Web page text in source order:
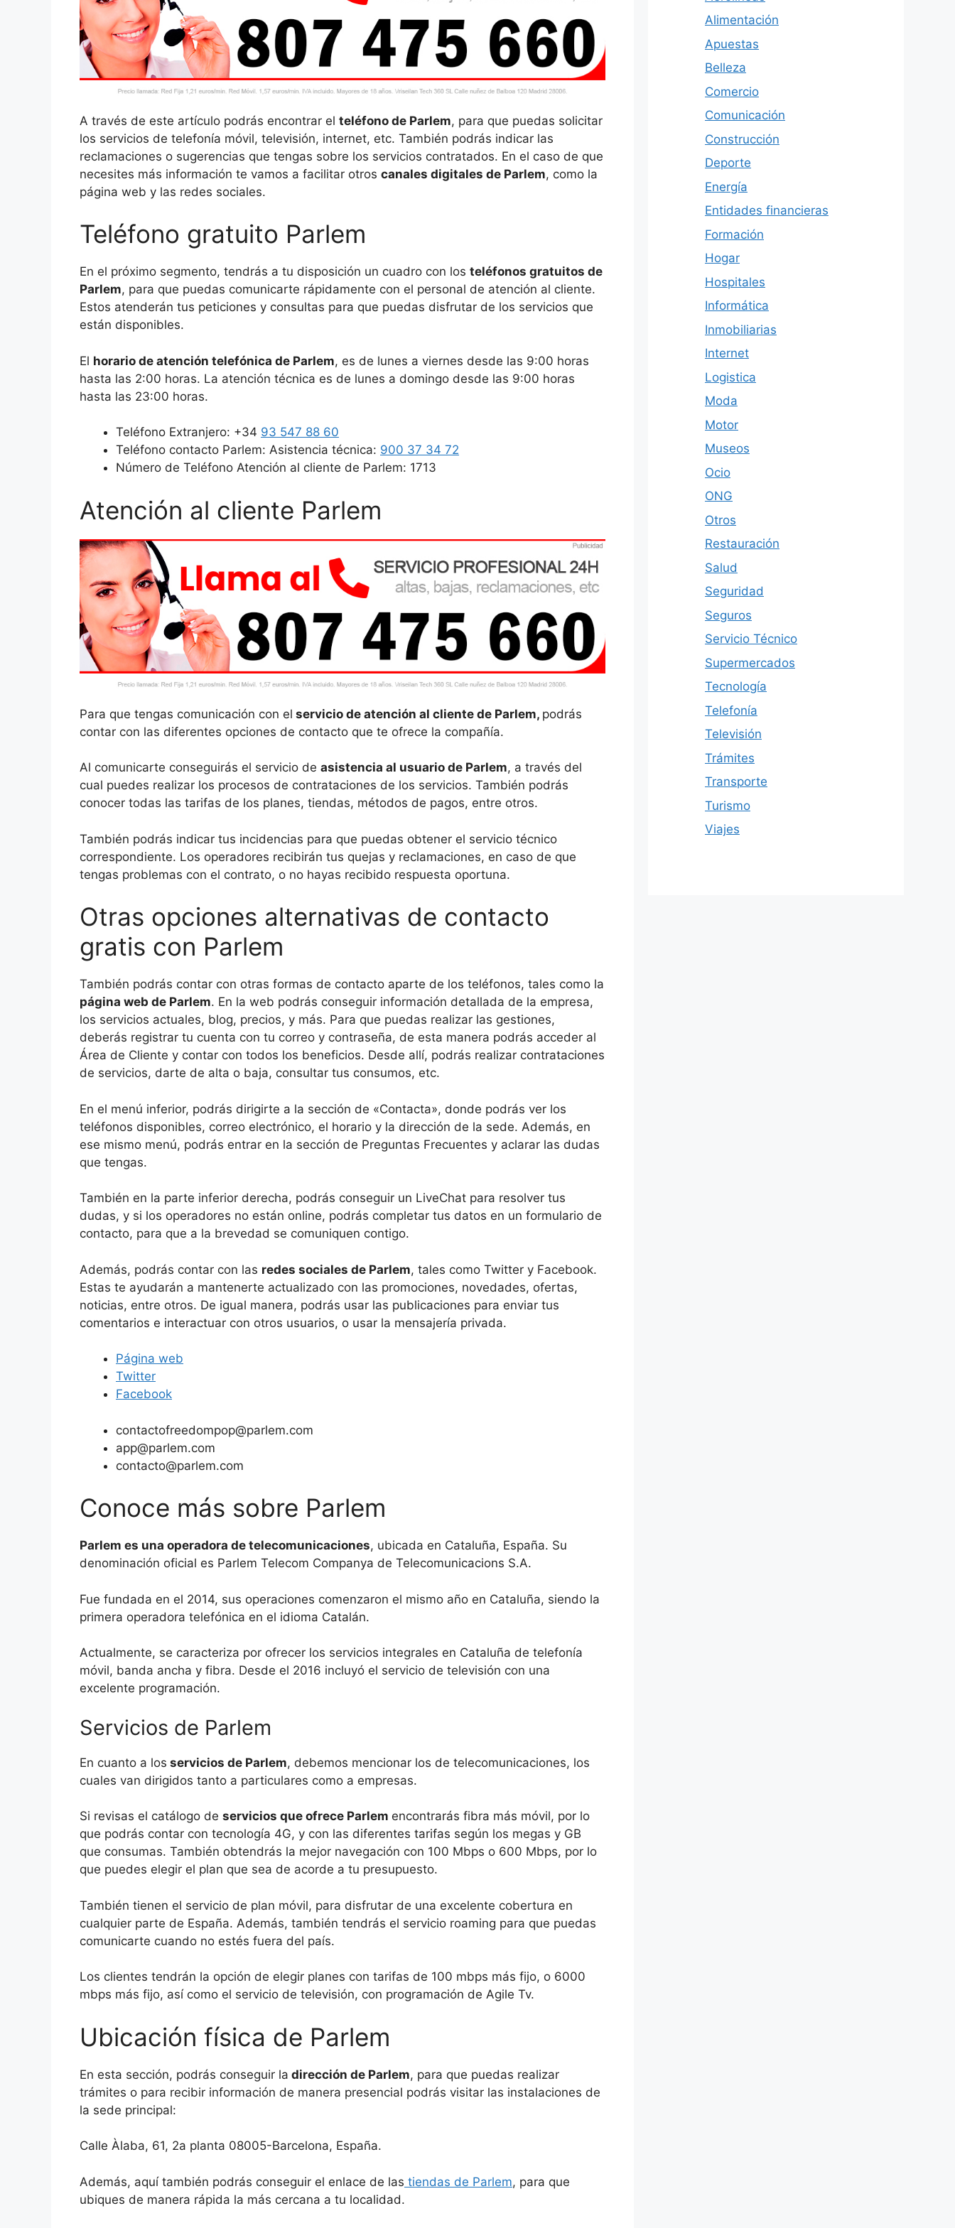
A través de este artículo podrás encontrar el teléfono de Parlem, para que puedas solicitar
los servicios de telefonía móvil, televisión, internet, etc. También podrás indicar las
reclamaciones o sugerencias que tengas sobre los servicios contratados. En el caso de que
necesites más información te vamos a facilitar otros canales digitales de Parlem, como la
página web y las redes sociales.
Teléfono gratuito Parlem
En el próximo segmento, tendrás a tu disposición un cuadro con los teléfonos gratuitos de
Parlem, para que puedas comunicarte rápidamente con el personal de atención al cliente.
Estos atenderán tus peticiones y consultas para que puedas disfrutar de los servicios que
están disponibles.
El horario de atención telefónica de Parlem, es de lunes a viernes desde las 9:00 horas
hasta las 2:00 horas. La atención técnica es de lunes a domingo desde las 9:00 horas
hasta las 23:00 horas.
Teléfono Extranjero: +34 93 547 88 60
Teléfono contacto Parlem: Asistencia técnica: 900 37 34 72
Número de Teléfono Atención al cliente de Parlem: 1713
Atención al cliente Parlem
Para que tengas comunicación con el servicio de atención al cliente de Parlem, podrás
contar con las diferentes opciones de contacto que te ofrece la compañía.
Al comunicarte conseguirás el servicio de asistencia al usuario de Parlem, a través del
cual puedes realizar los procesos de contrataciones de los servicios. También podrás
conocer todas las tarifas de los planes, tiendas, métodos de pagos, entre otros.
También podrás indicar tus incidencias para que puedas obtener el servicio técnico
correspondiente. Los operadores recibirán tus quejas y reclamaciones, en caso de que
tengas problemas con el contrato, o no hayas recibido respuesta oportuna.
Otras opciones alternativas de contacto
gratis con Parlem
También podrás contar con otras formas de contacto aparte de los teléfonos, tales como la
página web de Parlem. En la web podrás conseguir información detallada de la empresa,
los servicios actuales, blog, precios, y más. Para que puedas realizar las gestiones,
deberás registrar tu cuenta con tu correo y contraseña, de esta manera podrás acceder al
Área de Cliente y contar con todos los beneficios. Desde allí, podrás realizar contrataciones
de servicios, darte de alta o baja, consultar tus consumos, etc.
En el menú inferior, podrás dirigirte a la sección de «Contacta», donde podrás ver los
teléfonos disponibles, correo electrónico, el horario y la dirección de la sede. Además, en
ese mismo menú, podrás entrar en la sección de Preguntas Frecuentes y aclarar las dudas
que tengas.
También en la parte inferior derecha, podrás conseguir un LiveChat para resolver tus
dudas, y si los operadores no están online, podrás completar tus datos en un formulario de
contacto, para que a la brevedad se comuniquen contigo.
Además, podrás contar con las redes sociales de Parlem, tales como Twitter y Facebook.
Estas te ayudarán a mantenerte actualizado con las promociones, novedades, ofertas,
noticias, entre otros. De igual manera, podrás usar las publicaciones para enviar tus
comentarios e interactuar con otros usuarios, o usar la mensajería privada.
Página web
Twitter
Facebook
contactofreedompop@parlem.com
app@parlem.com
contacto@parlem.com
Conoce más sobre Parlem
Parlem es una operadora de telecomunicaciones, ubicada en Cataluña, España. Su
denominación oficial es Parlem Telecom Companya de Telecomunicacions S.A.
Fue fundada en el 2014, sus operaciones comenzaron el mismo año en Cataluña, siendo la
primera operadora telefónica en el idioma Catalán.
Actualmente, se caracteriza por ofrecer los servicios integrales en Cataluña de telefonía
móvil, banda ancha y fibra. Desde el 2016 incluyó el servicio de televisión con una
excelente programación.
Servicios de Parlem
En cuanto a los servicios de Parlem, debemos mencionar los de telecomunicaciones, los
cuales van dirigidos tanto a particulares como a empresas.
Si revisas el catálogo de servicios que ofrece Parlem encontrarás fibra más móvil, por lo
que podrás contar con tecnología 4G, y con las diferentes tarifas según los megas y GB
que consumas. También obtendrás la mejor navegación con 100 Mbps o 600 Mbps, por lo
que puedes elegir el plan que sea de acorde a tu presupuesto.
También tienen el servicio de plan móvil, para disfrutar de una excelente cobertura en
cualquier parte de España. Además, también tendrás el servicio roaming para que puedas
comunicarte cuando no estés fuera del país.
Los clientes tendrán la opción de elegir planes con tarifas de 100 mbps más fijo, o 6000
mbps más fijo, así como el servicio de televisión, con programación de Agile Tv.
Ubicación física de Parlem
En esta sección, podrás conseguir la dirección de Parlem, para que puedas realizar
trámites o para recibir información de manera presencial podrás visitar las instalaciones de
la sede principal:
Calle Àlaba, 61, 2a planta 08005-Barcelona, España.
Además, aquí también podrás conseguir el enlace de las tiendas de Parlem, para que
ubiques de manera rápida la más cercana a tu localidad.
Alimentación
Apuestas
Belleza
Comercio
Comunicación
Construcción
Deporte
Energía
Entidades financieras
Formación
Hogar
Hospitales
Informática
Inmobiliarias
Internet
Logistica
Moda
Motor
Museos
Ocio
ONG
Otros
Restauración
Salud
Seguridad
Seguros
Servicio Técnico
Supermercados
Tecnología
Telefonía
Televisión
Trámites
Transporte
Turismo
Viajes